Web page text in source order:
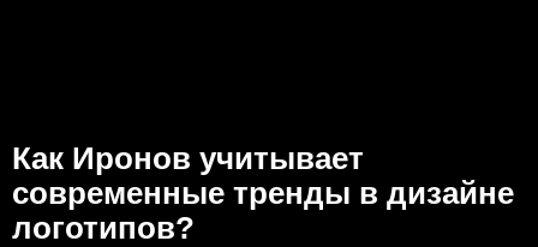
Как Иронов учитывает
современные тренды в дизайне
логотипов?